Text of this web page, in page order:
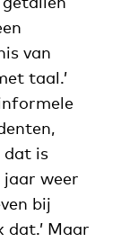
van
taal.’
dat is
jaar weer
bij
Maar